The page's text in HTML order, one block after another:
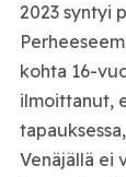
2023 syntyi
kohta 16-
ilmoittanut,
Venäjällä ei